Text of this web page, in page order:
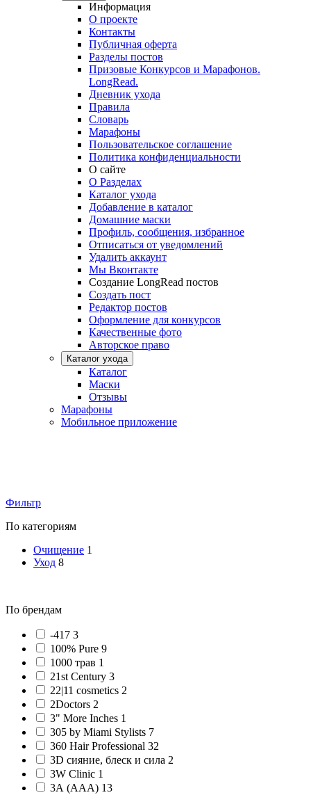
Информация
О проекте
Контакты
Публичная оферта
Разделы постов
Призовые Конкурсов и Марафонов.
LongRead.
Дневник ухода
Правила
Словарь
Марафоны
Пользовательское соглашение
Политика конфиденциальности
О сайте
О Разделах
Каталог ухода
Добавление в каталог
Домашние маски
Профиль, сообщения, избранное
Отписаться от уведомлений
Удалить аккаунт
Мы Вконтакте
Создание LongRead постов
Создать пост
Редактор постов
Оформление для конкурсов
Качественные фото
Авторское право
Каталог ухода
Каталог
Маски
Отзывы
Марафоны
Мобильное приложение
Фильтр
По категориям
Очищение 1
Уход 8
По брендам
-417 3
100% Pure 9
1000 трав 1
21st Century 3
22|11 cosmetics 2
2Doctors 2
3" More Inches 1
305 by Miami Stylists 7
360 Hair Professional 32
3D сияние, блеск и сила 2
3W Clinic 1
3А (AAA) 13